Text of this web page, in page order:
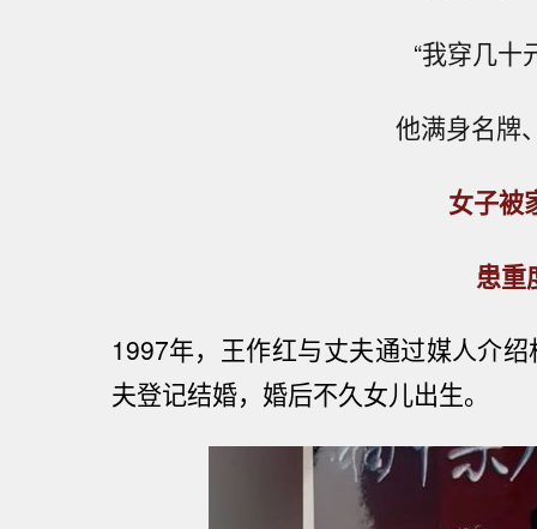
“我穿几十
他满身名牌
女子被
患重
1997年， 王作红与丈夫通过媒人介
夫登记结婚，婚后不久女儿出生。